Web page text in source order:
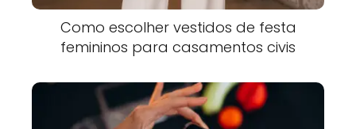
Como escolher vestidos de festa
femininos para casamentos civis